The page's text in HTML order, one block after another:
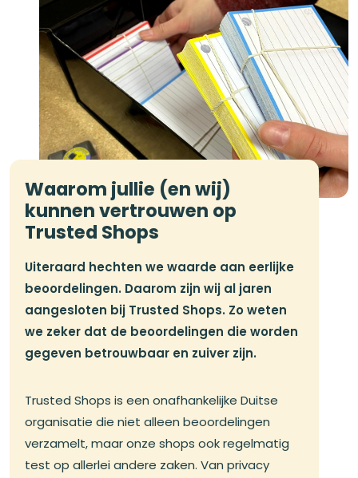
Waarom jullie (en wij)
kunnen vertrouwen op
Trusted Shops
Uiteraard hechten we waarde aan eerlijke
beoordelingen. Daarom zijn wij al jaren
aangesloten bij Trusted Shops. Zo weten
we zeker dat de beoordelingen die worden
gegeven betrouwbaar en zuiver zijn.
Trusted Shops is een onafhankelijke Duitse
organisatie die niet alleen beoordelingen
verzamelt, maar onze shops ook regelmatig
test op allerlei andere zaken. Van privacy